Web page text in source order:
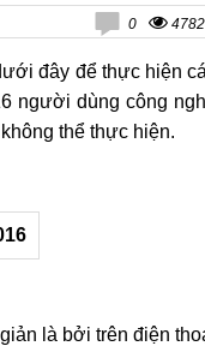
0 4782
đây để thực hiện
người dùng công
thể thực hiện.
là bởi trên điện